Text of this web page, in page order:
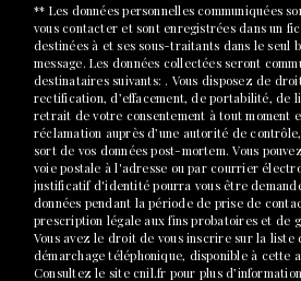
** Les données personnelles communiquées
vous contacter et sont enregistrées dans un
destinées à et ses sous-traitants dans le seul
message. Les données collectées seront
destinataires suivants: . Vous disposez de
rectification, d’effacement, de portabilité, de
retrait de votre consentement à tout moment
réclamation auprès d’une autorité de
sort de vos données post-mortem. Vous
voie postale à l'adresse ou par courrier
justificatif d'identité pourra vous être
données pendant la période de prise de
prescription légale aux fins probatoires et de
Vous avez le droit de vous inscrire sur la liste
démarchage téléphonique, disponible à cette
Consultez le site cnil.fr pour plus